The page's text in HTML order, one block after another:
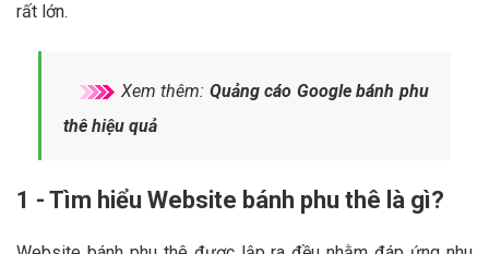
rất lớn.
Xem thêm: Quảng cáo Google bánh phu
thê hiệu quả
1 - Tìm hiểu Website bánh phu thê là gì?